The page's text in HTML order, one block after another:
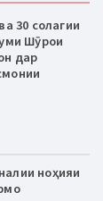
30 солагии
Шӯрои
дар
ноҳияи